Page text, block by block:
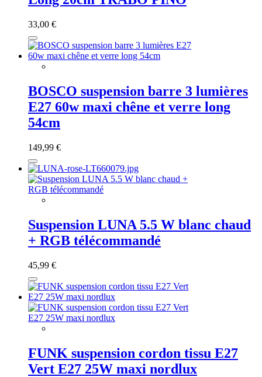
33,00 €
BOSCO suspension barre 3 lumières
E27 60w maxi chêne et verre long
54cm
149,99 €
Suspension LUNA 5.5 W blanc chaud
+ RGB télécommandé
45,99 €
FUNK suspension cordon tissu E27
Vert E27 25W maxi nordlux